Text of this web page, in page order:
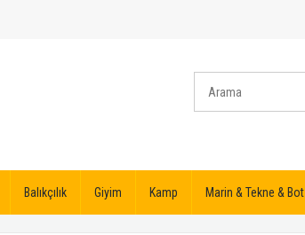
Balıkçılık Giyim Kamp Marin & Tekne & Bot